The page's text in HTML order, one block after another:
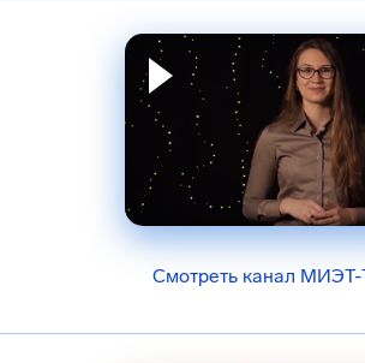
Смотреть канал